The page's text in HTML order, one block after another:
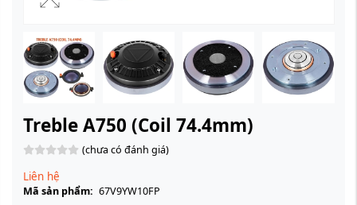
Treble A750 (Coil 74.4mm)
(chưa có đánh giá)
Liên hệ
Mã sản phẩm: 67V9YW10FP